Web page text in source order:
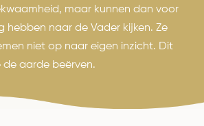
maar kunnen dan voor
hebben naar de Vader kijken. Ze
niet op naar eigen inzicht. Dit
aarde beërven.